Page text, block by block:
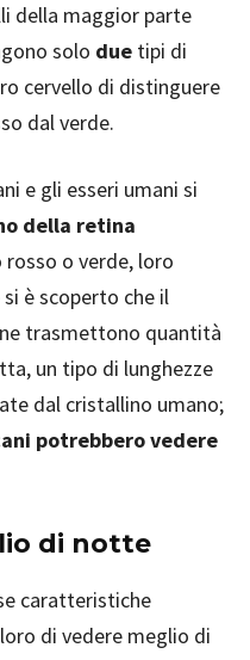
della maggior parte
solo due tipi di
cervello di distinguere
dal verde.
e gli esseri umani si
della retina
o verde, loro
è scoperto che il
trasmettono quantità
un tipo di lunghezze
dal cristallino umano;
potrebbero vedere
di notte
caratteristiche
di vedere meglio di